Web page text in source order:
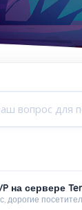
на сервере
дорогие